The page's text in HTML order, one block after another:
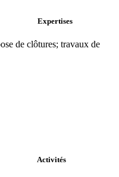
Expertises
de clôtures; travaux de
Activités